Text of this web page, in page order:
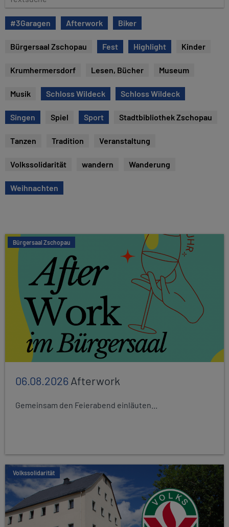
m
e
x
t
#3Garagen Afterwork Biker
Bürgersaal Zschopau Fest Highlight Kinder
Krumhermersdorf Lesen, Bücher Museum
Musik Schloss Wildeck Schloss Wildeck
Singen Spiel Sport Stadtbibliothek Zschopau
Tanzen Tradition Veranstaltung
Volkssolidarität wandern Wanderung
Weihnachten
Bürgersaal Zschopau
06.08.2026Afterwork
Gemeinsam den Feierabend einläuten...
Volkssolidarität